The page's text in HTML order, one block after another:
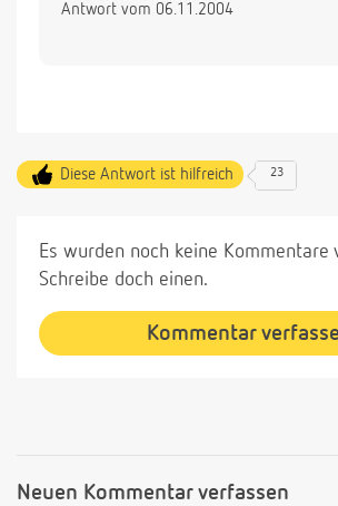
Antwort vom 06.11.2004
Diese Antwort ist hilfreich 23
Es wurden noch keine Kommentare
Schreibe doch einen.
Kommentar
Neuen Kommentar verfassen